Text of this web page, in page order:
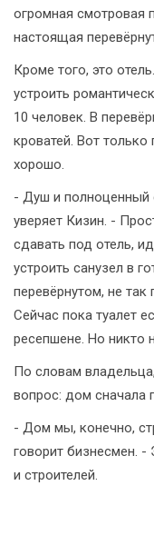
огромная
настоящая
Кроме того, это
устроить
10 человек. В
кроватей. Вот
хорошо.
- Душ и полноценный
уверяет Кизин. -
сдавать под отель,
устроить санузел в
перевёрнутом, не
Сейчас пока туалет
ресепшене. Но никто
По словам
вопрос: дом сначала
- Дом мы, конечно,
говорит бизнесмен.
и строителей.